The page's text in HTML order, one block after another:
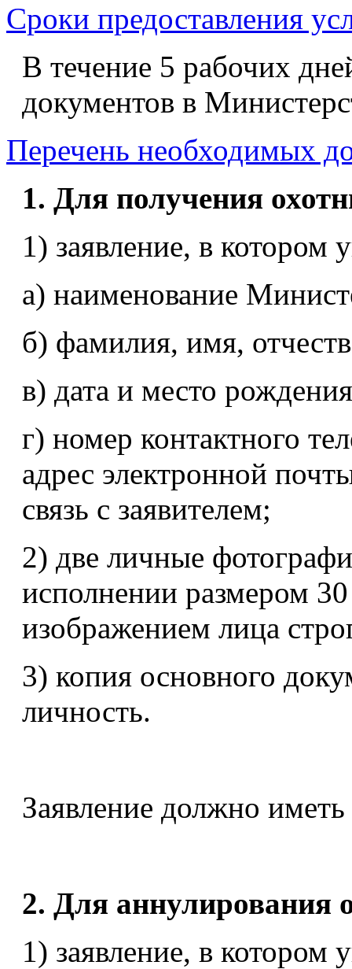
Сроки предоставления
В течение 5 рабочих
документов в
Перечень необходимых
1. Для получения
1) заявление, в котором
а) наименование
б) фамилия, имя,
в) дата и место
г) номер контактного
адрес электронной
связь с заявителем;
2) две личные
исполнении размером
изображением лица
3) копия основного
личность.
Заявление должно иметь
2. Для аннулирования
1) заявление, в котором